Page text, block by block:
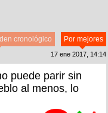
Por mejores
cronológico
17 ene 2017, 14:14
puede parir sin
al menos, lo